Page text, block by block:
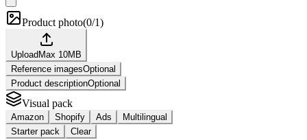
Product photo(0/1)
Upload Max 10MB
Reference imagesOptional
Product descriptionOptional
Visual pack
Amazon Shopify Ads
Multilingual
Starter pack
Clear